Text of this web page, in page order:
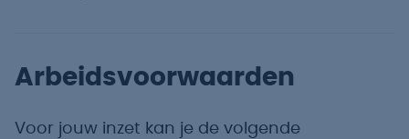
Arbeidsvoorwaarden
Voor jouw inzet kan je de volgende